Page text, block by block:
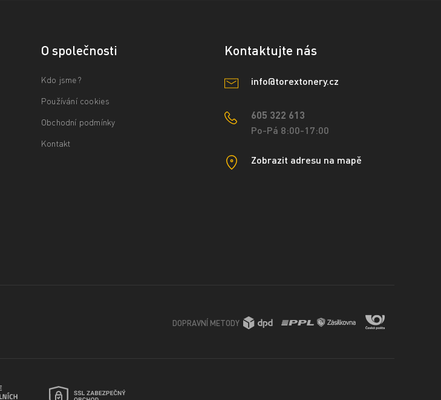
O společnosti
Kdo jsme?
Používání cookies
Obchodní podmínky
Kontakt
Kontaktujte nás
info@torextonery.cz
605 322 613
Po-Pá 8:00-17:00
Zobrazit adresu na mapě
DOPRAVNÍ METODY